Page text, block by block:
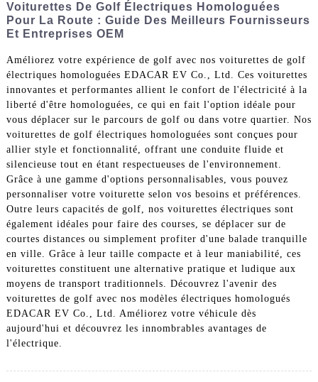
Voiturettes De Golf Électriques Homologuées
Pour La Route : Guide Des Meilleurs Fournisseurs
Et Entreprises OEM
Améliorez votre expérience de golf avec nos voiturettes de golf
électriques homologuées EDACAR EV Co., Ltd. Ces voiturettes
innovantes et performantes allient le confort de l'électricité à la
liberté d'être homologuées, ce qui en fait l'option idéale pour
vous déplacer sur le parcours de golf ou dans votre quartier. Nos
voiturettes de golf électriques homologuées sont conçues pour
allier style et fonctionnalité, offrant une conduite fluide et
silencieuse tout en étant respectueuses de l'environnement.
Grâce à une gamme d'options personnalisables, vous pouvez
personnaliser votre voiturette selon vos besoins et préférences.
Outre leurs capacités de golf, nos voiturettes électriques sont
également idéales pour faire des courses, se déplacer sur de
courtes distances ou simplement profiter d'une balade tranquille
en ville. Grâce à leur taille compacte et à leur maniabilité, ces
voiturettes constituent une alternative pratique et ludique aux
moyens de transport traditionnels. Découvrez l'avenir des
voiturettes de golf avec nos modèles électriques homologués
EDACAR EV Co., Ltd. Améliorez votre véhicule dès
aujourd'hui et découvrez les innombrables avantages de
l'électrique.